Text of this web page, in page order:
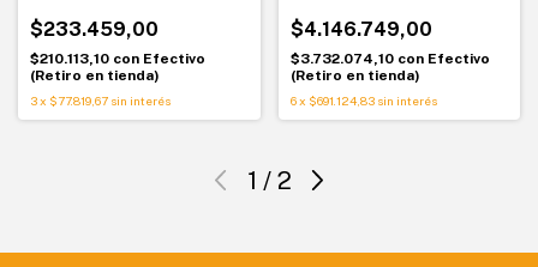
$233.459,00
$210.113,10 con Efectivo
(Retiro en tienda)
3x $77.819,67 sin interés
$4.146.749,00
$3.732.074,10 con Efectivo
(Retiro en tienda)
6 x $691.124,83 sin interés
1 / 2